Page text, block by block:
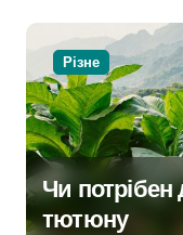
п
и
с
і
в
Різне
Чи
тютюну